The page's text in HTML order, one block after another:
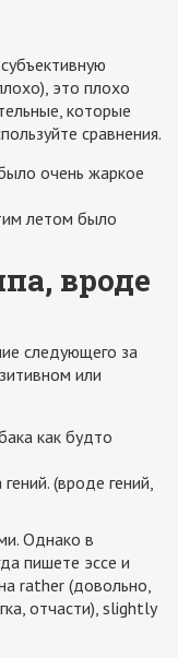
это плохо
которые
сравнения.
очень жаркое
летом было
вроде
следующего за
или
как будто
(вроде гений,
Однако в
пишете эссе и
rather (довольно,
отчасти), slightly